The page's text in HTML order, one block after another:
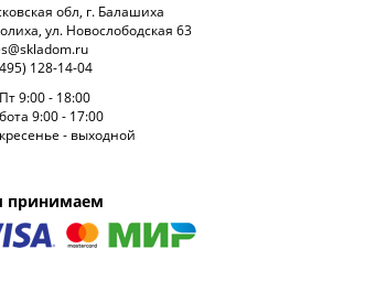
обл, г. Балашиха
ул. Новослободская 63
128-14-04
9:00 - 18:00
9:00 - 17:00
- выходной
принимаем